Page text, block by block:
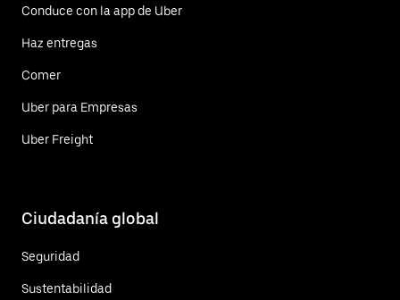
Conduce con la app de Uber
Haz entregas
Comer
Uber para Empresas
Uber Freight
Ciudadanía global
Seguridad
Sustentabilidad